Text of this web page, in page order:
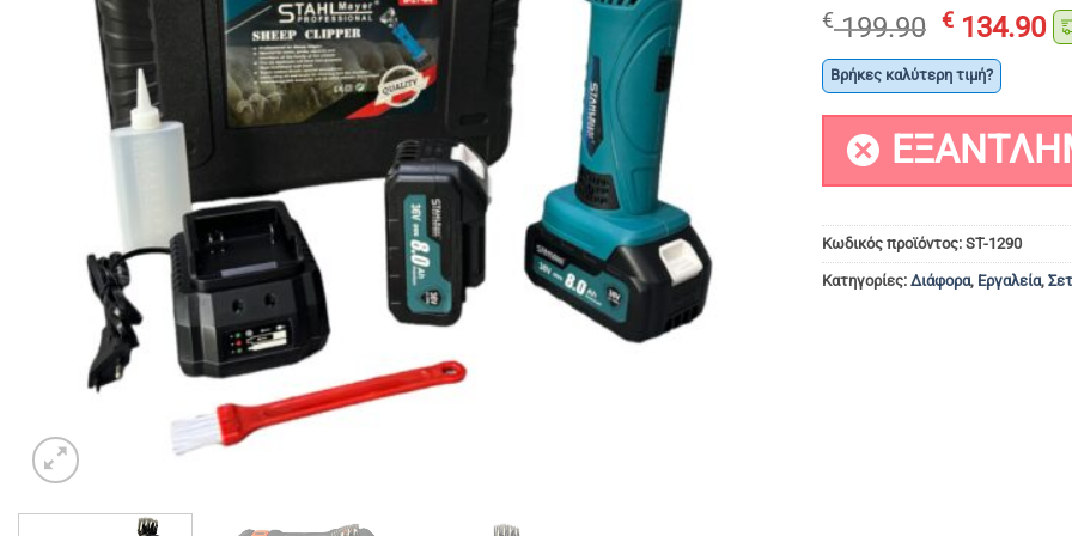
€199.90 Original
price
was:
€ 199.90.
€ 134.90Η
€
Βρήκες καλύτερη τιμή?
Κωδικός προϊόντος: ST-1290
Κατηγορίες: Διάφορα, Εργαλεία,